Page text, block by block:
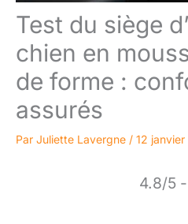
Test du siège
chien en
de forme :
assurés
Par Juliette Lavergne / 12
4.8/5